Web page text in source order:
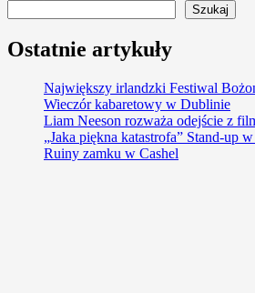
Szukaj
Ostatnie artykuły
Największy irlandzki Festiwal
Wieczór kabaretowy w Dublinie
Liam Neeson rozważa odejście z
„Jaka piękna katastrofa” Stand-
Ruiny zamku w Cashel